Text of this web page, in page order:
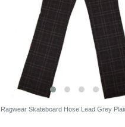
Ragwear Skateboard Hose Lead Grey